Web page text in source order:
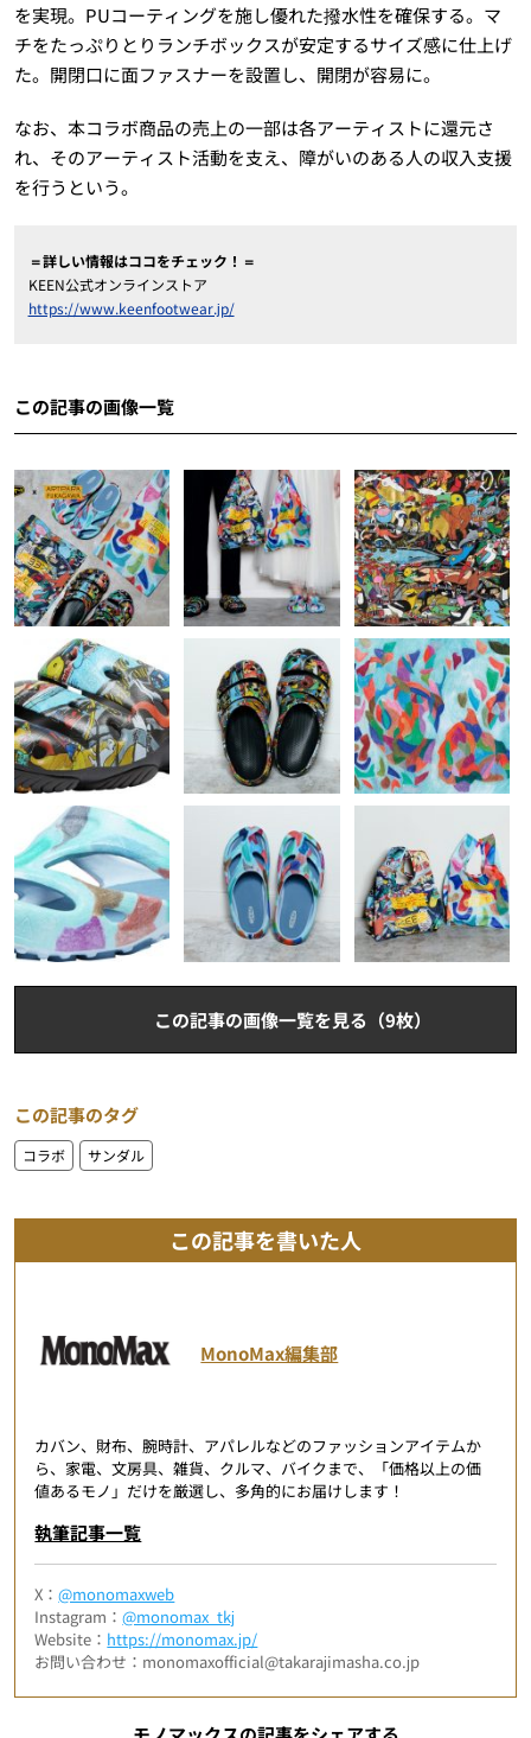
を実現。PUコーティングを施し優れた撥水性を確保する。マ
チをたっぷりとりランチボックスが安定するサイズ感に仕上げ
た。開閉口に面ファスナーを設置し、開閉が容易に。
なお、本コラボ商品の売上の一部は各アーティストに還元さ
れ、そのアーティスト活動を支え、障がいのある人の収入支援
を行うという。
＝詳しい情報はココをチェック！＝
KEEN公式オンラインストア
https://www.keenfootwear.jp/
この記事の画像一覧
この記事の画像一覧を見る（9枚）
この記事のタグ
コラボ サンダル
この記事を書いた人
MonoMax編集部
カバン、財布、腕時計、アパレルなどのファッションアイテムか
ら、家電、文房具、雑貨、クルマ、バイクまで、「価格以上の価
値あるモノ」だけを厳選し、多角的にお届けします！
執筆記事一覧
X：@monomaxweb
Instagram：@monomax_tkj
Website： https://monomax.jp/
お問い合わせ：monomaxofficial@takarajimasha.co.jp